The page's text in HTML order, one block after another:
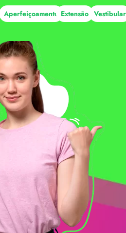
Aperfeiçoamento Extensão Vestibular